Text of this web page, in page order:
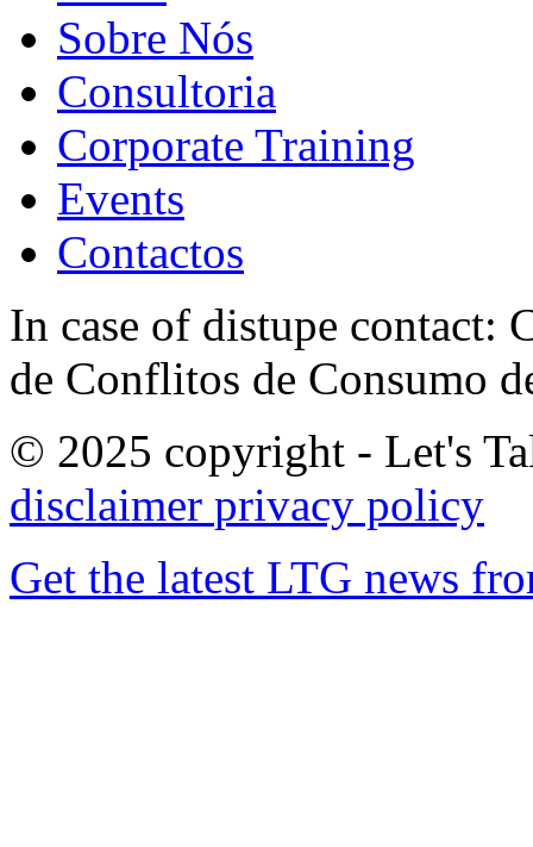
Sobre Nós
Consultoria
Corporate Training
Events
Contactos
In case of distupe contact:
de Conflitos de Consumo
© 2025 copyright - Let's
disclaimer privacy policy
Get the latest LTG news